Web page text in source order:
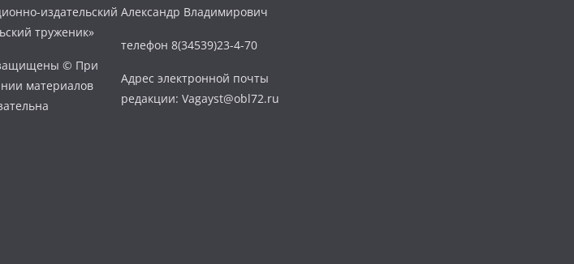
издательский
труженик»
© При
материалов
Александр Владимирович
телефон 8(34539)23-4-70
Адрес электронной почты
редакции: Vagayst@obl72.ru